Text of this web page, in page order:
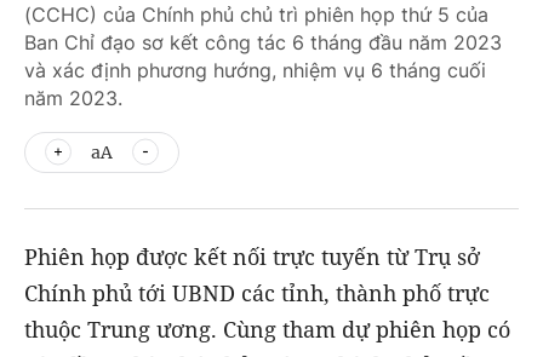
(CCHC) của Chính phủ chủ trì phiên họp thứ 5 của
Ban Chỉ đạo sơ kết công tác 6 tháng đầu năm 2023
và xác định phương hướng, nhiệm vụ 6 tháng cuối
năm 2023.
aA
Phiên họp được kết nối trực tuyến từ Trụ sở
Chính phủ tới UBND các tỉnh, thành phố trực
thuộc Trung ương. Cùng tham dự phiên họp có